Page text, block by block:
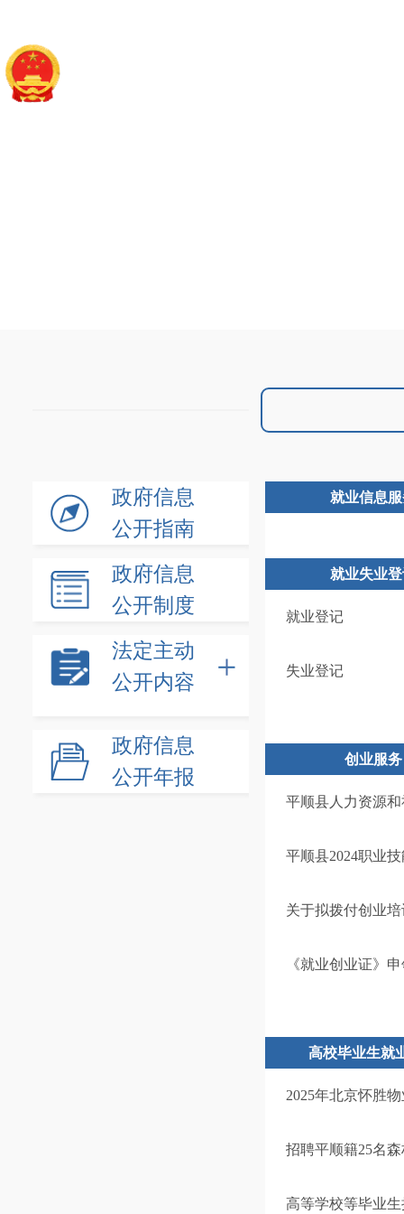
政府信息
公开指南
政府信息
公开制度
法定主动
公开内容
政府信息
公开年报
就业信息
就业失业
就业登记
失业登记
创业服务
平顺县人力资源
平顺县2024职业
关于拟拨付创业
《就业创业证》
高校毕业生就
2025年北京怀胜
招聘平顺籍25名
高等学校等毕业